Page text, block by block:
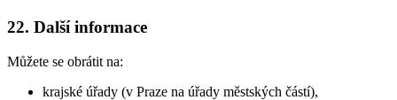
22. Další informace
Můžete se obrátit na:
krajské úřady (v Praze na úřady městských částí),